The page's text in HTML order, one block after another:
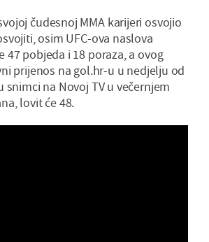
čudesnoj MMA karijeri osvojio
osim UFC-ova naslova
47 pobjeda i 18 poraza, a ovog
prijenos na gol.hr-u u nedjelju od
snimci na Novoj TV u večernjem
lovit će 48.